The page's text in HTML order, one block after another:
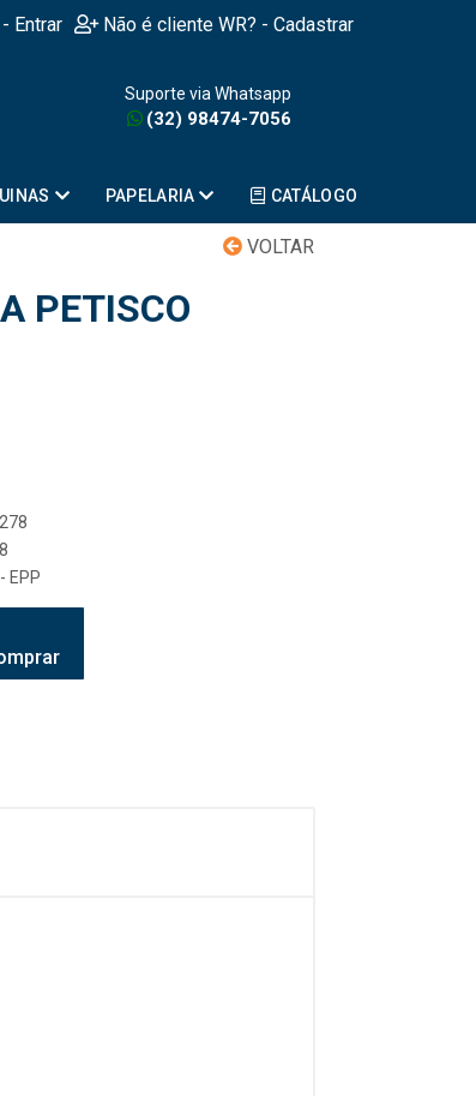
Entrar Não é cliente WR? - Cadastrar
Suporte via Whatsapp
(32) 98474-7056
PAPELARIA CATÁLOGO
VOLTAR
PETISCO
EPP